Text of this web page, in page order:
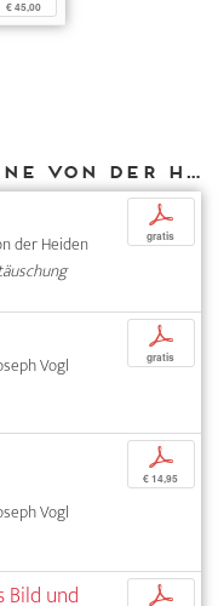
€ 45,00
Weitere Texte von Anne von der Heiden bei DIAPHANES
der Heiden
p
gratis
Vogl
p
gratis
Vogl
p
€ 14,95
Bild und p